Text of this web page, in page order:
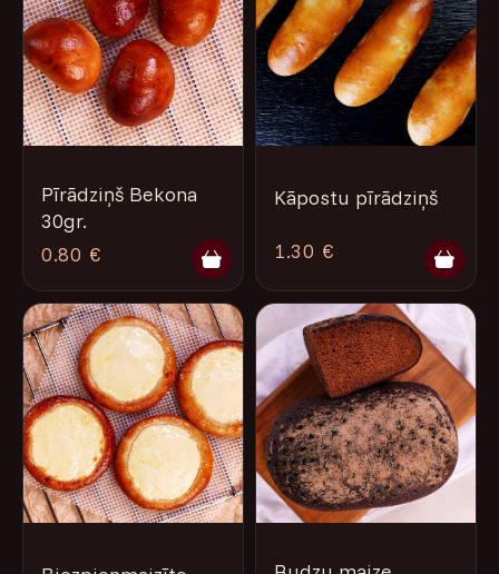
Pīrādziņš Bekona
30gr.
0.80 €
Kāpostu pīrādziņš
1.30 €